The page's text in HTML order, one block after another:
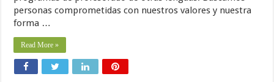
personas comprometidas con nuestros valores y nuestra
forma …
Read More »